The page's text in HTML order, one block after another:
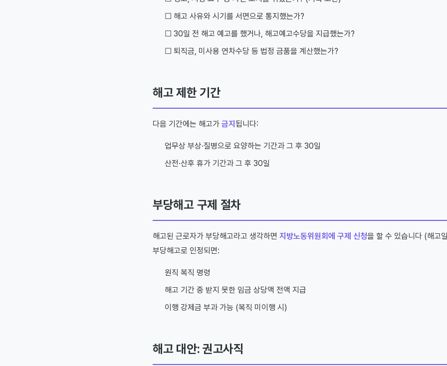
☐ 해고 사유와 시기를 서면으로 통지했는가?
☐ 30일 전 해고 예고를 했거나, 해고예고수당을 지급했는가?
☐ 퇴직금, 미사용 연차수당 등 법정 금품을 계산했는가?
해고 제한 기간
다음 기간에는 해고가 금지 됩니다:
업무상 부상·질병으로 요양하는 기간과 그 후 30일
산전·산후 휴가 기간과 그 후 30일
부당해고 구제 절차
해고된 근로자가 부당해고라고 생각하면 지방노동위원회에 구제 신청을 할 수 있습니다 (해고
부당해고로 인정되면:
원직 복직 명령
해고 기간 중 받지 못한 임금 상당액 전액 지급
이행 강제금 부과 가능 (복직 미이행 시)
해고 대안: 권고사직